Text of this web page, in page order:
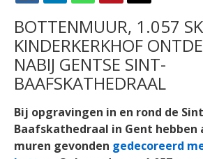
FACEBOOK
LINKEDINWHATSAPPPINTEREST
BOTTENMUUR, 1.057
KINDERKERKHOF
NABIJ GENTSE SINT-
BAAFSKATHEDRAAL
Bij opgravingen in en rond de
Baafskathedraal in Gent hebben
muren gevonden gedecoreerd